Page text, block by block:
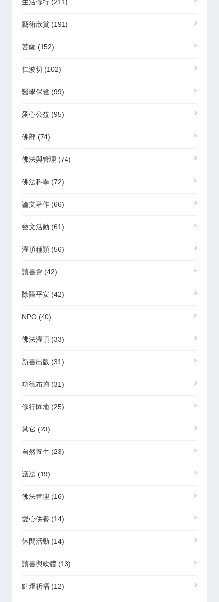
生活修行 (211)
藝術欣賞 (191)
菩薩 (152)
仁波切 (102)
醫學保健 (99)
愛心公益 (95)
佛部 (74)
佛法與管理 (74)
佛法科學 (72)
論文著作 (66)
藝文活動 (61)
灌頂種類 (56)
讀書會 (42)
除障平安 (42)
NPO (40)
佛法灌頂 (33)
新書出版 (31)
功德布施 (31)
修行園地 (25)
其它 (23)
自然養生 (23)
護法 (19)
佛法管理 (16)
愛心供養 (14)
休閒活動 (14)
讀書與軟體 (13)
點燈祈福 (12)